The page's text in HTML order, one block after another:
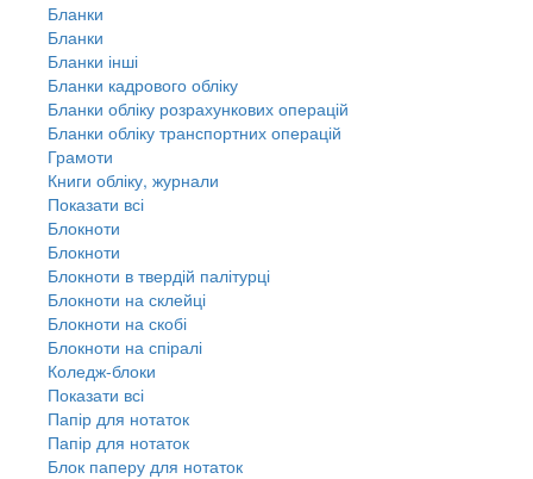
Бланки
Бланки
Бланки інші
Бланки кадрового обліку
Бланки обліку розрахункових операцій
Бланки обліку транспортних операцій
Грамоти
Книги обліку, журнали
Показати всі
Блокноти
Блокноти
Блокноти в твердій палітурці
Блокноти на склейці
Блокноти на скобі
Блокноти на спіралі
Коледж-блоки
Показати всі
Папір для нотаток
Папір для нотаток
Блок паперу для нотаток